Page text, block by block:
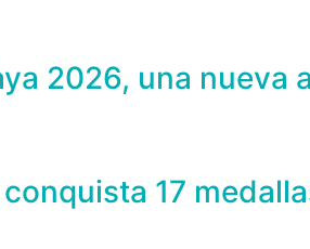
2026, una
17